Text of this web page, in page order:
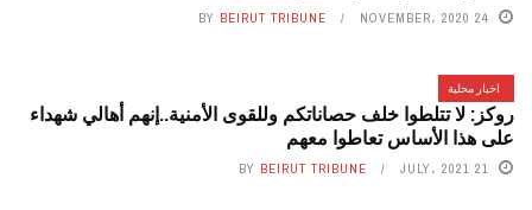
24 NOVEMBER، 2020 BY BEIRUT TRIBUNE
اخبار محلية
روكز: لا تتلطوا خلف حصاناتكم وللقوى الأمنية..إنهم أهالي شهداء
على هذا الأساس تعاطوا معهم
21 JULY، 2021 BY BEIRUT TRIBUNE